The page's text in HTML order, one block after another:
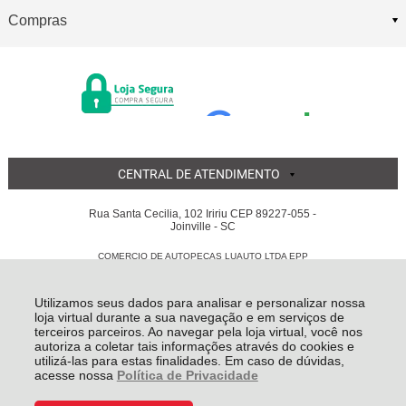
Utilizamos seus dados para analisar e personalizar nossa
loja virtual durante a sua navegação e em serviços de
terceiros parceiros. Ao navegar pela loja virtual, você nos
autoriza a coletar tais informações através do cookies e
utilizá-las para estas finalidades. Em caso de dúvidas,
acesse nossa Política de Privacidade
Compras
CENTRAL DE ATENDIMENTO
Rua Santa Cecilia, 102 Iririu CEP 89227-055 -
Joinville - SC
COMERCIO DE AUTOPECAS LUAUTO LTDA EPP